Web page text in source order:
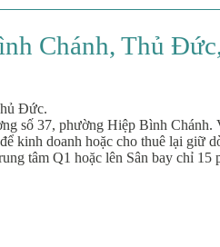
Chánh, Thủ
Đức.
số 37, phường Hiệp Bình
kinh doanh hoặc cho thuê lại giữ
tâm Q1 hoặc lên Sân bay chỉ 15